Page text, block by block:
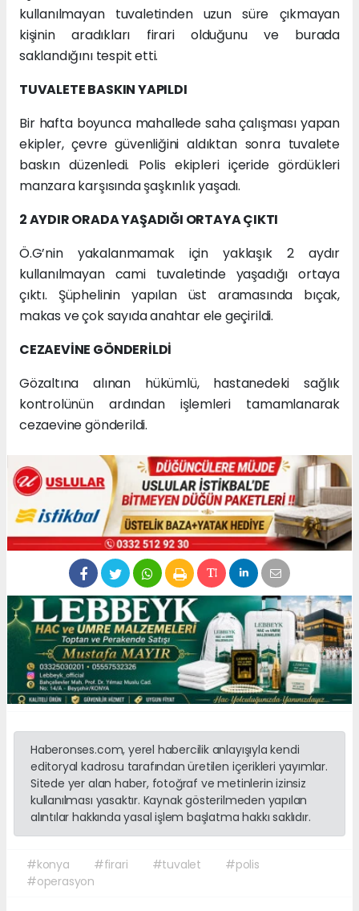
kullanılmayan tuvaletinden uzun süre çıkmayan
kişinin aradıkları firari olduğunu ve burada
saklandığını tespit etti.
TUVALETE BASKIN YAPILDI
Bir hafta boyunca mahallede saha çalışması yapan
ekipler, çevre güvenliğini aldıktan sonra tuvalete
baskın düzenledi. Polis ekipleri içeride gördükleri
manzara karşısında şaşkınlık yaşadı.
2 AYDIR ORADA YAŞADIĞI ORTAYA ÇIKTI
Ö.G’nin yakalanmamak için yaklaşık 2 aydır
kullanılmayan cami tuvaletinde yaşadığı ortaya
çıktı. Şüphelinin yapılan üst aramasında bıçak,
makas ve çok sayıda anahtar ele geçirildi.
CEZAEVİNE GÖNDERİLDİ
Gözaltına alınan hükümlü, hastanedeki sağlık
kontrolünün ardından işlemleri tamamlanarak
cezaevine gönderildi.
Haberonses.com, yerel habercilik anlayışıyla kendi
editoryal kadrosu tarafından üretilen içerikleri yayımlar.
Sitede yer alan haber, fotoğraf ve metinlerin izinsiz
kullanılması yasaktır. Kaynak gösterilmeden yapılan
alıntılar hakkında yasal işlem başlatma hakkı saklıdır.
#konya #firari #tuvalet
#polis
#operasyon